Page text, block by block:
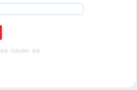
意 《隐私保障》 条例